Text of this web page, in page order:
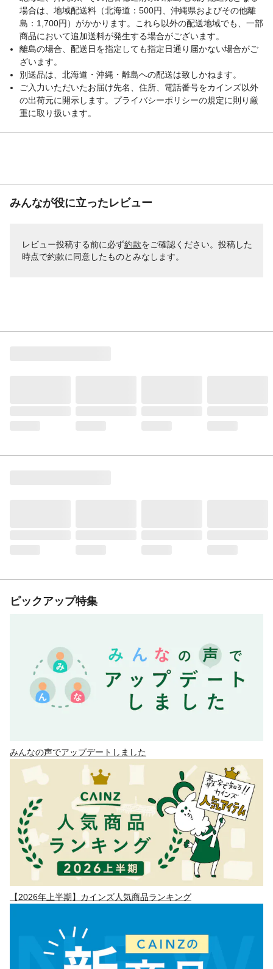
場合は、地域配送料（北海道：500円、沖縄県およびその他離
島：1,700円）がかかります。これら以外の配送地域でも、一部
商品において追加送料が発生する場合がございます。
離島の場合、配送日を指定しても指定日通り届かない場合がご
ざいます。
別送品は、北海道・沖縄・離島への配送は致しかねます。
ご入力いただいたお届け先名、住所、電話番号をカインズ以外
の出荷元に開示します。プライバシーポリシーの規定に則り厳
重に取り扱います。
みんなが役に立ったレビュー
レビュー投稿する前に必ず約款をご確認ください。投稿した
時点で約款に同意したものとみなします。
ピックアップ特集
みんなの声でアップデートしました
【2026年上半期】カインズ人気商品ランキング